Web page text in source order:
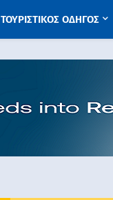
ΤΟΥΡΙΣΤΙΚΟΣ ΟΔΗΓΟΣ